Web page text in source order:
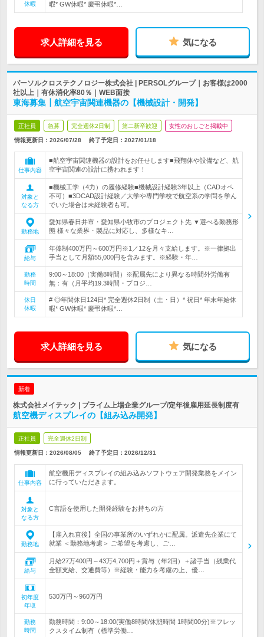
休暇
暇* GW休暇* 慶弔休暇*…
求人詳細を見る 気になる
パーソルクロステクノロジー株式会社 | PERSOLグループ｜お客様は2000
社以上｜有休消化率80％｜WEB面接
東海募集┃航空宇宙関連機器の【機械設計・開発】
正社員 急募 完全週休2日制 第二新卒歓迎 女性のおしごと掲載中
情報更新日：2026/07/28 終了予定日： 2027/01/18
仕事内容
■航空宇宙関連機器の設計をお任せします■飛翔体や設備など、航
空宇宙関連の設計に携われます！
対象と
なる方
■機械工学（4力）の履修経験■機械設計経験3年以上（CADオペ
不可）■3DCAD設計経験／大学や専門学校で航空系の学問を学ん
でいた場合は未経験者も可。
勤務地
愛知県春日井市・愛知県小牧市のプロジェクト先 ▼選べる勤務形
態 様々な業界・製品に対応し、多様なキ…
給与
年俸制400万円～600万円※1／12を月々支給します。※一律拠出
手当として月額55,000円を含みます。※経験・年…
勤務
時間
9:00～18:00（実働8時間）※配属先により異なる時間外労働有
無：有（月平均19.3時間・プロジ…
休日
休暇
# ◎年間休日124日* 完全週休2日制（土・日）* 祝日* 年末年始休
暇* GW休暇* 慶弔休暇*…
求人詳細を見る 気になる
新着
株式会社メイテック | プライム上場企業グループ/定年後雇用延長制度有
航空機ディスプレイの【組み込み開発】
正社員 完全週休2日制
情報更新日：2026/08/05 終了予定日： 2026/12/31
仕事内容
航空機用ディスプレイの組み込みソフトウェア開発業務をメイン
に行っていただきます。
対象と
なる方
C言語を使用した開発経験をお持ちの方
勤務地
【雇入れ直後】全国の事業所のいずれかに配属。派遣先企業にて
就業 ＜勤務地考慮＞ ご希望を考慮し、ご…
給与
月給27万400円～43万4,700円＋賞与（年2回）＋諸手当（残業代
全額支給、交通費等）※経験・能力を考慮の上、優…
初年度
年収
530万円～960万円
勤務
時間
勤務時間：9:00～18:00(実働8時間/休憩時間 1時間00分)※フレッ
クスタイム制有（標準労働…